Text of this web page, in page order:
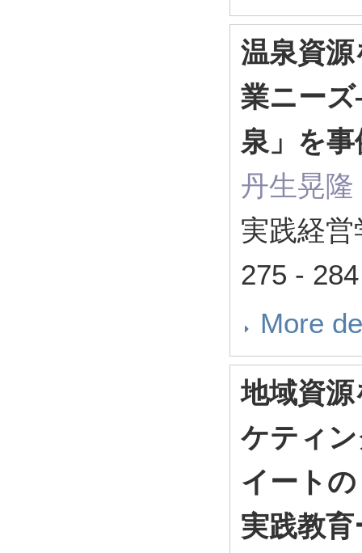
温泉資
業ニー
泉」を
丹生晃隆
実践経
275 -
More
地域資
ケティ
イート
実践教育